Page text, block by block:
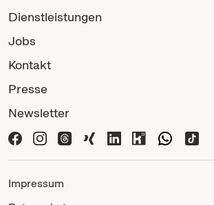
Dienstleistungen
Jobs
Kontakt
Presse
Newsletter
Impressum